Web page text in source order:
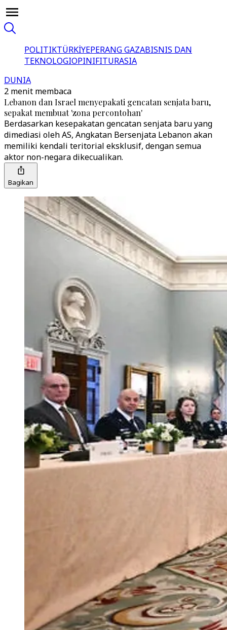
POLITIKTÜRKİYEPERANG GAZABISNIS DAN
TEKNOLOGIOPINIFITURASIA
DUNIA
2 menit membaca
Lebanon dan Israel menyepakati gencatan senjata baru,
sepakat membuat 'zona percontohan'
Berdasarkan kesepakatan gencatan senjata baru yang
dimediasi oleh AS, Angkatan Bersenjata Lebanon akan
memiliki kendali teritorial eksklusif, dengan semua
aktor non-negara dikecualikan.
Bagikan